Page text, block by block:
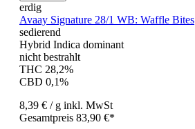
erdig
Avaay Signature 28/1 WB: Waffle Bites
sedierend
Hybrid Indica dominant
nicht bestrahlt
THC 28,2%
CBD 0,1%
8,39 € / g inkl. MwSt
Gesamtpreis 83,90 €*